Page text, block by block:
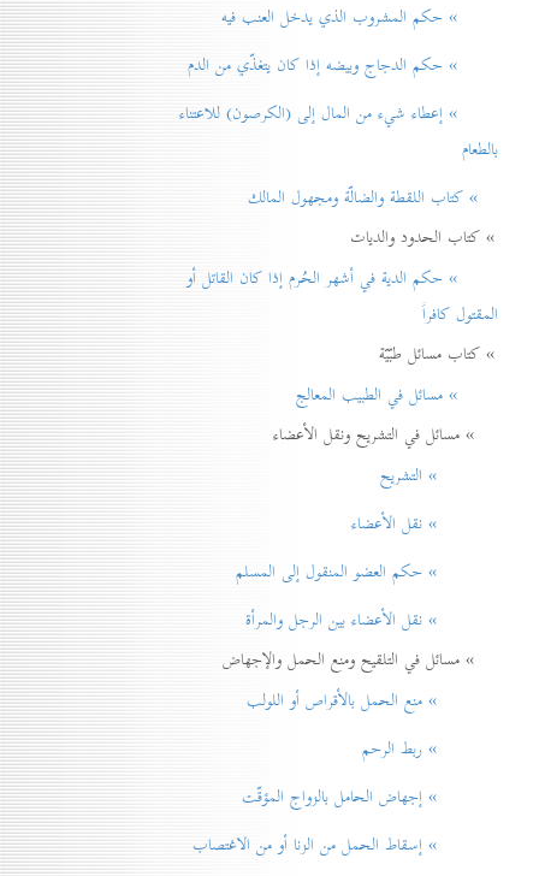
» حكم المشروب الذي يدخل العنب فيه
» حكم الدجاج وبيضه إذا كان يتغذّي من الدم
» إعطاء شيء من المال إلی (الكرصون) للاعتناء
بالطعام
» كتاب اللقطة والضالّة ومجهول المالك
» كتاب الحدود والديات
» حكم الدية في أشهر الحُرم إذا كان القاتل أو
المقتول كافراً
» كتاب مسائل طبّيّة
» مسائل في الطبيب المعالج
» مسائل في التشريح ونقل الأعضاء
» التشريح
» نقل الأعضاء
» حكم العضو المنقول إلی المسلم
» نقل الأعضاء بين الرجل والمرأة
» مسائل في التلقيح ومنع الحمل والإجهاض
» منع الحمل بالأقراص أو اللولب
» ربط الرحم
» إجهاض الحامل بالزواج المؤقّت
» إسقاط الحمل من الزنا أو من الاغتصاب